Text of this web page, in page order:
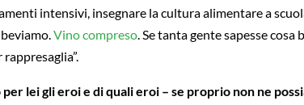
intensivi, insegnare la cultura alimentare a
Vino compreso. Se tanta gente sapesse cosa
per lei gli eroi e di quali eroi – se proprio non ne